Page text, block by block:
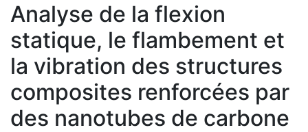
Analyse de la flexion
statique, le flambement et
la vibration des structures
composites renforcées par
des nanotubes de carbone